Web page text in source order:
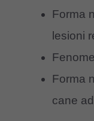
Forma
lesioni
Forma
cane